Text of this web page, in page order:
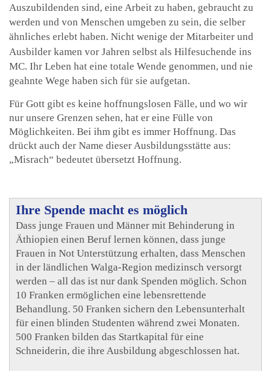
Auszubildenden sind, eine Arbeit zu haben, gebraucht zu
werden und von Menschen umgeben zu sein, die selber
ähnliches erlebt haben. Nicht wenige der Mitarbeiter und
Ausbilder kamen vor Jahren selbst als Hilfesuchende ins
MC. Ihr Leben hat eine totale Wende genommen, und nie
geahnte Wege haben sich für sie aufgetan.
Für Gott gibt es keine hoffnungslosen Fälle, und wo wir
nur unsere Grenzen sehen, hat er eine Fülle von
Möglichkeiten. Bei ihm gibt es immer Hoffnung. Das
drückt auch der Name dieser Ausbildungsstätte aus:
„Misrach“ bedeutet übersetzt Hoffnung.
Ihre Spende macht es möglich
Dass junge Frauen und Männer mit Behinderung in
Äthiopien einen Beruf lernen können, dass junge
Frauen in Not Unterstützung erhalten, dass Menschen
in der ländlichen Walga-Region medizinsch versorgt
werden – all das ist nur dank Spenden möglich. Schon
10 Franken ermöglichen eine lebensrettende
Behandlung. 50 Franken sichern den Lebensunterhalt
für einen blinden Studenten während zwei Monaten.
500 Franken bilden das Startkapital für eine
Schneiderin, die ihre Ausbildung abgeschlossen hat.